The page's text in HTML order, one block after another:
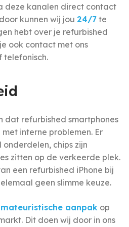
deze kanalen direct contact
kunnen wij jou 24/7 te
hebt over je refurbished
ook contact met ons
telefonisch.
dat refurbished smartphones
interne problemen. Er
chips zijn
zitten op de verkeerde plek.
een refurbished iPhone bij
geen slimme keuze.
aanpak op
Dit doen wij door in ons